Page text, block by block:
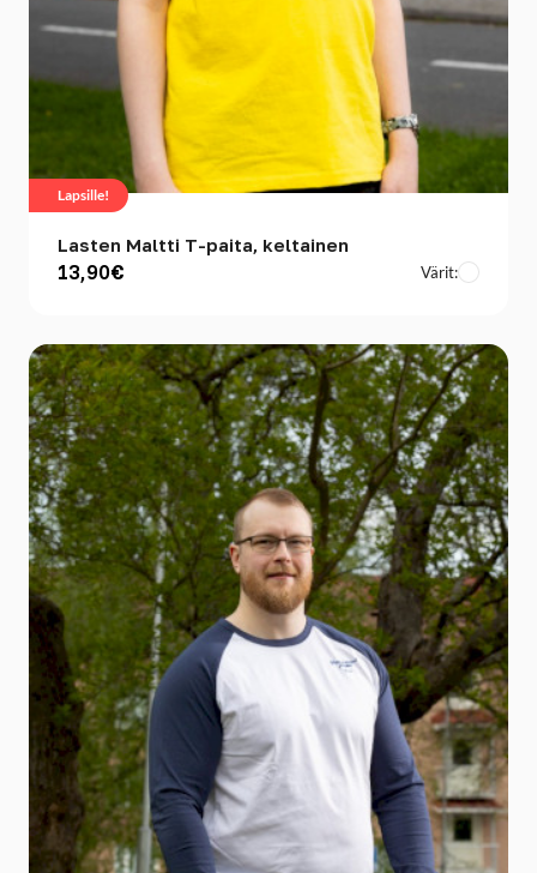
Lapsille!
Lasten Maltti T-paita, keltainen
13,90€ Värit: